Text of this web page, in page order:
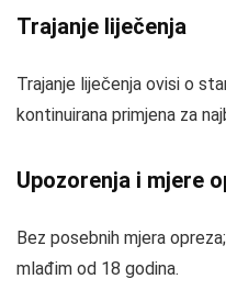
Trajanje liječenja
Trajanje liječenja ovisi o
kontinuirana primjena za
Upozorenja i mjere
Bez posebnih mjera
mlađim od 18 godina.